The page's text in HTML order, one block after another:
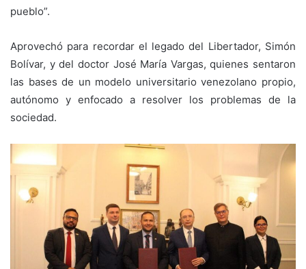
pueblo”.
Aprovechó para recordar el legado del Libertador, Simón
Bolívar, y del doctor José María Vargas, quienes sentaron
las bases de un modelo universitario venezolano propio,
autónomo y enfocado a resolver los problemas de la
sociedad.